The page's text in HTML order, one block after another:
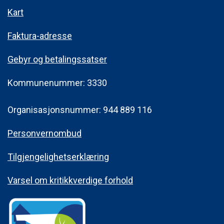
Kart
Faktura-adresse
Gebyr og betalingssatser
Kommunenummer: 3330
Organisasjonsnummer: 944 889 116
Personvernombud
Tilgjengelighetserklæring
Varsel om kritikkverdige forhold